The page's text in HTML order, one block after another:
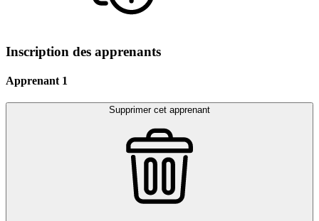
Inscription des apprenants
Apprenant 1
Supprimer cet apprenant